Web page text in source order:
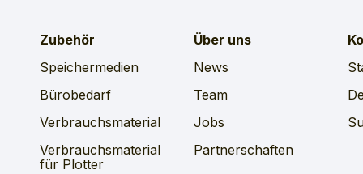
Zubehör
Speichermedien
Bürobedarf
Verbrauchsmaterial
Verbrauchsmaterial
für Plotter
Über uns
News
Team
Jobs
Partnerschaften